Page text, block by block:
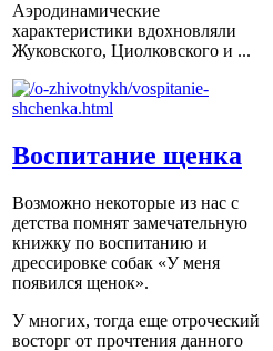
Аэродинамические
характеристики вдохновляли
Жуковского, Циолковского и ...
Воспитание щенка
Возможно некоторые из нас с
детства помнят замечательную
книжку по воспитанию и
дрессировке собак «У меня
появился щенок».
У многих, тогда еще отроческий
восторг от прочтения данного